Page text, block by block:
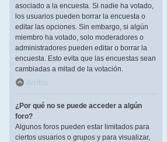
asociado a la encuesta. Si nadie ha votado,
los usuarios pueden borrar la encuesta o
editar las opciones. Sin embargo, si algún
miembro ha votado, solo moderadores o
administradores pueden editar o borrar la
encuesta. Esto evita que las encuestas sean
cambiadas a mitad de la votación.
Arriba
¿Por qué no se puede acceder a algún
foro?
Algunos foros pueden estar limitados para
ciertos usuarios o grupos y para visualizar,